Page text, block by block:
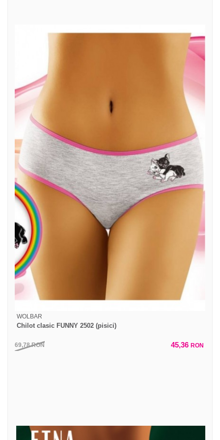
WOLBAR
Chilot clasic FUNNY 2502 (pisici)
69,78RON 45,36 RON